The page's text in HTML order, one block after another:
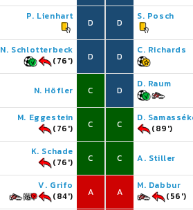
P. Lienhart
D
N. Schlotterbeck
(76')
D
N. Höfler C
M. Eggestein
(76')
C
K. Schade
(76')
C
V. Grifo
(84')
A
D
S. Posch
D
C. Richards
D
D. Raum
C
D.
(89')
C A. Stiller
A
M. Dabbur
(56')